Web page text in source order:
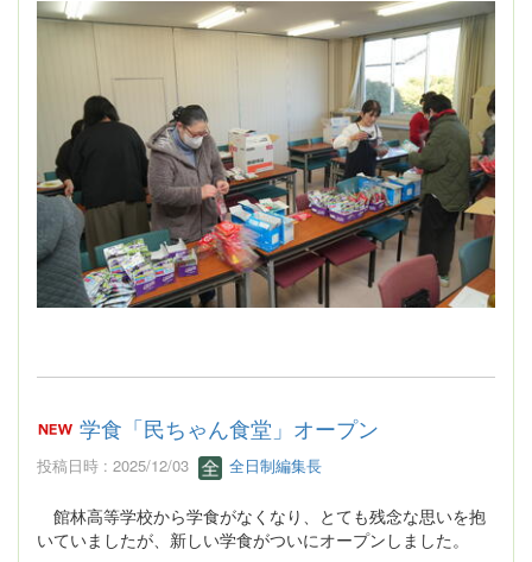
学食「民ちゃん食堂」オープン
投稿日時 : 2025/12/03 全日制編集長
館林高等学校から学食がなくなり、とても残念な思いを抱
いていましたが、新しい学食がついにオープンしました。